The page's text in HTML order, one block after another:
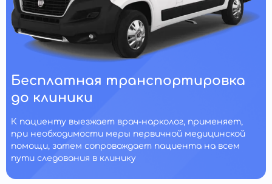
Бесплатная транспортировка
до клиники
К пациенту выезжает врач-нарколог, применяет,
при необходимости меры первичной медицинской
помощи, затем сопровождает пациента на всем
пути следования в клинику